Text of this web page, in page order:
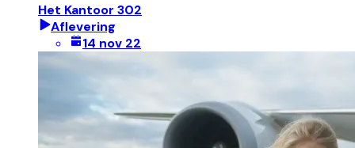
Het Kantoor 302
Aflevering
14 nov 22